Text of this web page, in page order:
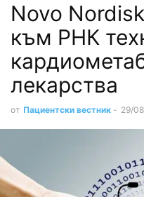
Novo
към РНК
лекарства
от Пациентски вестник - 29/